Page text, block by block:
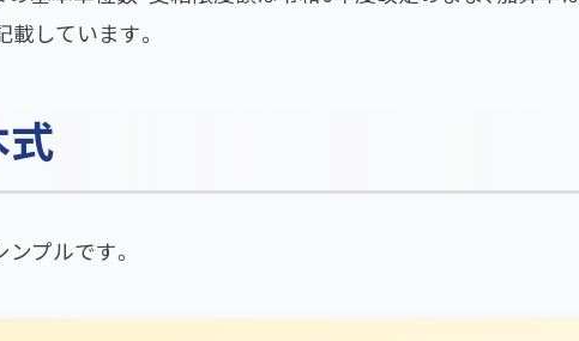
しています。
式
プルです。